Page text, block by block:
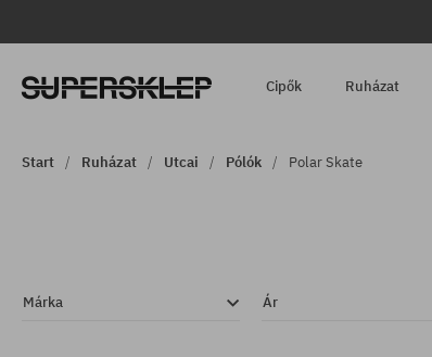
Cipők Ruházat
Start Ruházat Utcai Pólók Polar Skate
Márka Ár